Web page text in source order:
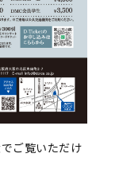
ご覧いただけ